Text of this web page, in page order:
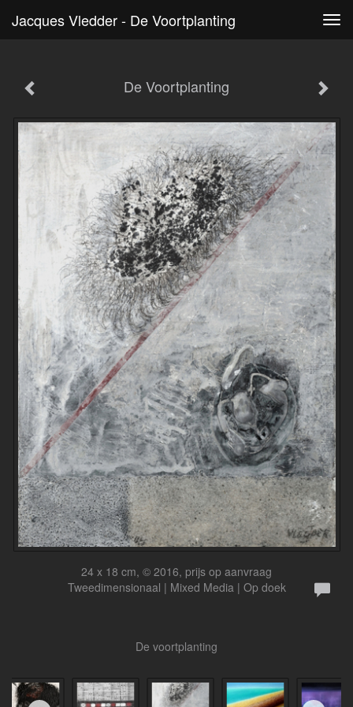
Jacques Vledder - De Voortplanting
De Voortplanting
24 x 18 cm, © 2016, prijs op aanvraag
Tweedimensionaal | Mixed Media | Op doek
De voortplanting